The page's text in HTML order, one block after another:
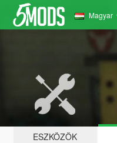
Magyar
ESZKÖZÖK